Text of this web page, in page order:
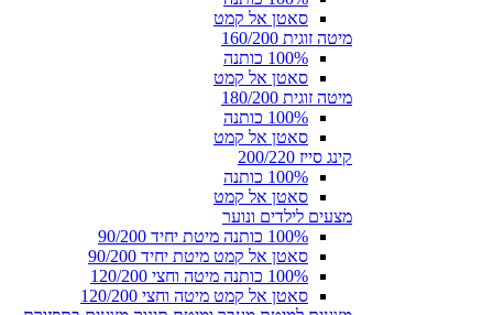
סאטן אל קמט
מיטה זוגית 160/200
100% כותנה
סאטן אל קמט
מיטה זוגית 180/200
100% כותנה
סאטן אל קמט
קינג סייז 200/220
100% כותנה
סאטן אל קמט
מצעים לילדים ונוער
100% כותנה מיטת יחיד 90/200
סאטן אל קמט מיטת יחיד 90/200
100% כותנה מיטה וחצי 120/200
סאטן אל קמט מיטה וחצי 120/200